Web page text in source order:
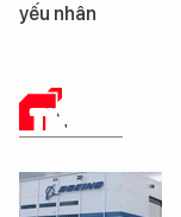
yếu nhân
TIN TỨC